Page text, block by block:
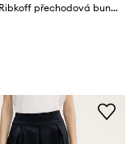
Joseph Ribkoff přechodová bunda dámská